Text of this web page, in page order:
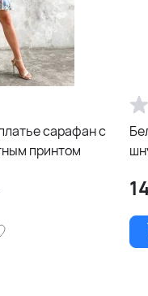
сарафан с
принтом